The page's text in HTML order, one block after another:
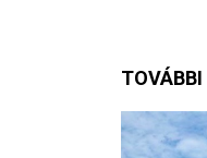
TOVÁBBI